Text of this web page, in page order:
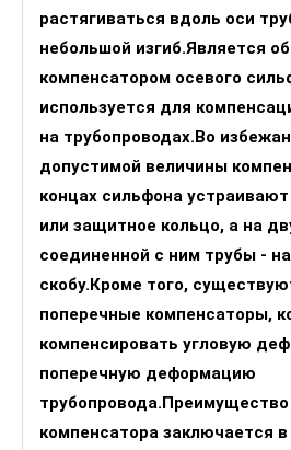
растягиваться вдоль оси
небольшой изгиб.Является
компенсатором осевого
используется для
на трубопроводах.Во
допустимой величины
концах сильфона
или защитное кольцо, а на
соединенной с ним трубы -
скобу.Кроме того,
поперечные компенсаторы,
компенсировать угловую
поперечную деформацию
трубопровода.Преимущество
компенсатора заключается